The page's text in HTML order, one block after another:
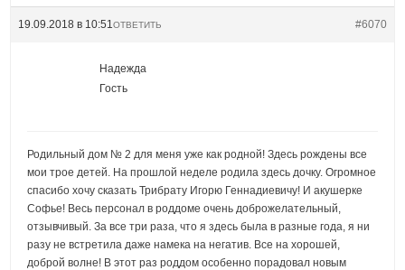
19.09.2018 в 10:51 #6070
ОТВЕТИТЬ
Надежда
Гость
Родильный дом № 2 для меня уже как родной! Здесь рождены все
мои трое детей. На прошлой неделе родила здесь дочку. Огромное
спасибо хочу сказать Трибрату Игорю Геннадиевичу! И акушерке
Софье! Весь персонал в роддоме очень доброжелательный,
отзывчивый. За все три раза, что я здесь была в разные года, я ни
разу не встретила даже намека на негатив. Все на хорошей,
доброй волне! В этот раз роддом особенно порадовал новым